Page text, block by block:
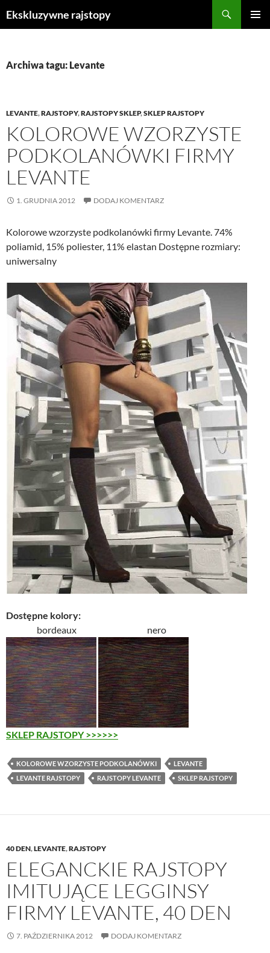
doEkskluzywne rajstopy
Archiwa tagu: Levante
LEVANTE,RAJSTOPY,RAJSTOPY SKLEP,SKLEP RAJSTOPY
KOLOROWE WZORZYSTE
PODKOLANÓWKI FIRMY
LEVANTE
1. GRUDNIA 2012 DODAJ KOMENTARZ
Kolorowe wzorzyste podkolanówki firmy Levante. 74%
poliamid, 15% poliester, 11% elastan Dostępne rozmiary:
uniwersalny
Dostępne kolory:
bordeaux nero
SKLEP RAJSTOPY >>>>>>
KOLOROWE WZORZYSTE PODKOLANÓWKI
LEVANTE
LEVANTE RAJSTOPY
RAJSTOPY LEVANTE SKLEP RAJSTOPY
40 DEN,LEVANTE,RAJSTOPY
ELEGANCKIE RAJSTOPY
IMITUJĄCE LEGGINSY
FIRMY LEVANTE, 40 DEN
7. PAŹDZIERNIKA 2012 DODAJ KOMENTARZ